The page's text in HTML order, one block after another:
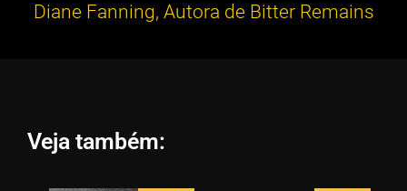
Diane Fanning, Autora de Bitter Remains
Veja também: